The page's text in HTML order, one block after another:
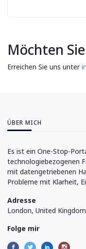
Möchten
Erreichen Sie uns unter
ÜBER MICH
Es ist ein One-Stop-
technologiebezogenen
mit datengetriebenen
Probleme mit Klarheit,
Adresse
London, United Kingdom
Folge mir